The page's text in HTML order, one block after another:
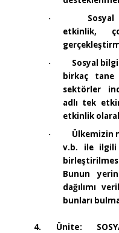
·
etkinlik,
·
Sosyal
birkaç tane
sektörler
adlı tek
etkinlik
·
Ülkemizin
v.b. ile ilgili
Bunun
dağılımı
bunları
4. Ünite: